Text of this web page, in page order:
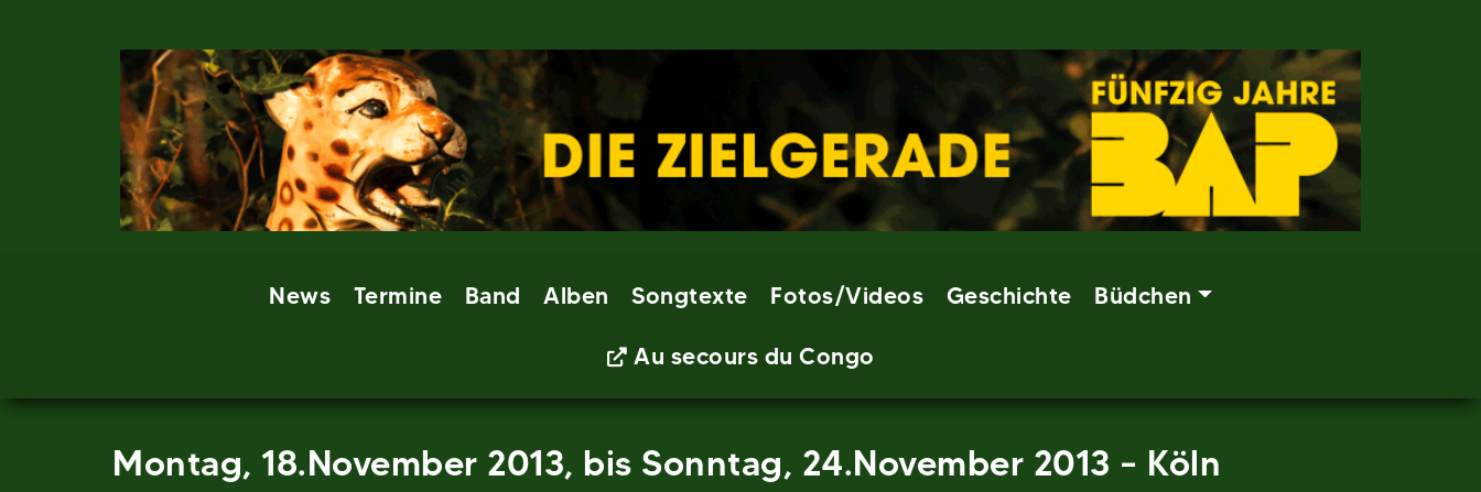
News Termine Band Alben Songtexte Fotos/Videos Geschichte Büdchen
Au secours du Congo
Montag, 18.November 2013, bis Sonntag, 24.November 2013 – Köln